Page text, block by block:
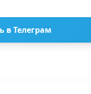
в Телеграм